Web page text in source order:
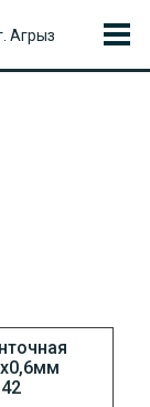
Агрыз